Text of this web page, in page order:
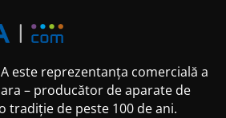
este reprezentanța comercială a
– producător de aparate de
tradiție de peste 100 de ani.